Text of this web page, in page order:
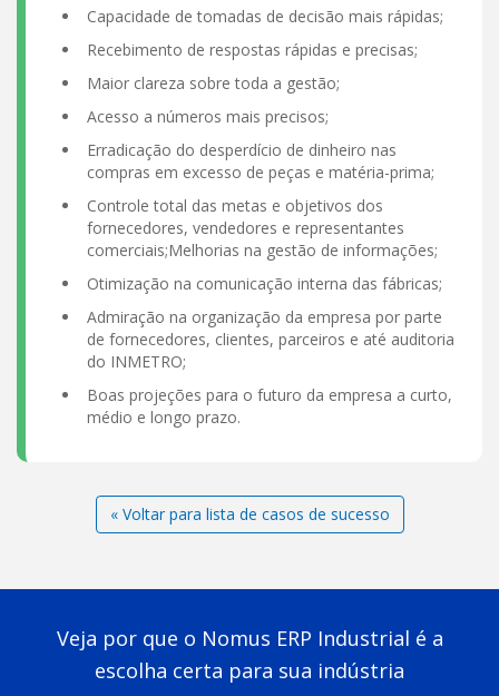
Capacidade de tomadas de decisão mais rápidas;
Recebimento de respostas rápidas e precisas;
Maior clareza sobre toda a gestão;
Acesso a números mais precisos;
Erradicação do desperdício de dinheiro nas
compras em excesso de peças e matéria-prima;
Controle total das metas e objetivos dos
fornecedores, vendedores e representantes
comerciais;Melhorias na gestão de informações;
Otimização na comunicação interna das fábricas;
Admiração na organização da empresa por parte
de fornecedores, clientes, parceiros e até auditoria
do INMETRO;
Boas projeções para o futuro da empresa a curto,
médio e longo prazo.
« Voltar para lista de casos de sucesso
Veja por que o Nomus ERP Industrial é a
escolha certa para sua indústria